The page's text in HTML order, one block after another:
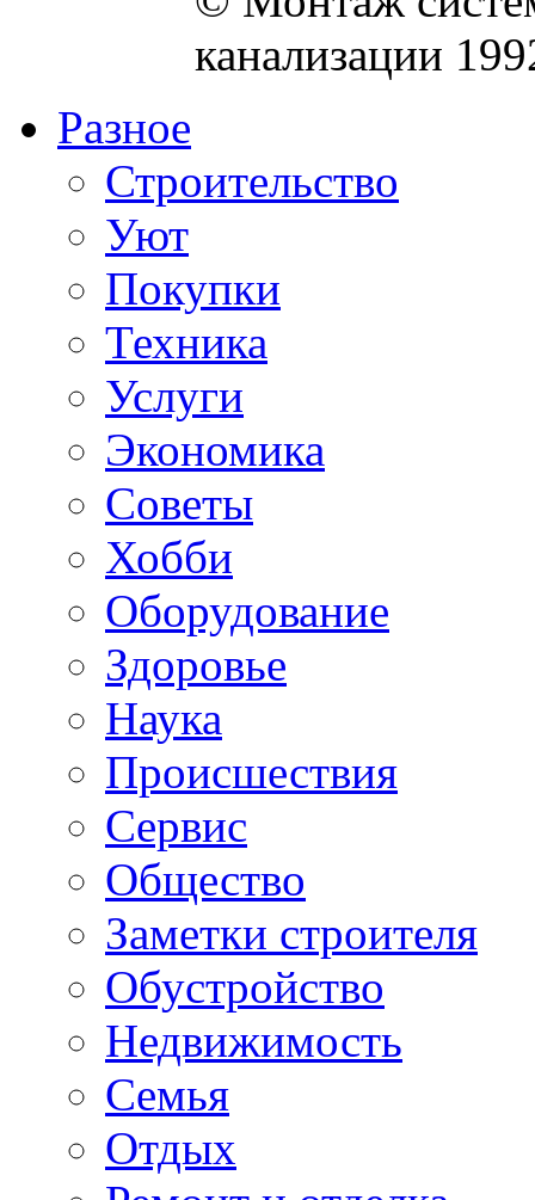
канализации
Разное
Строительство
Уют
Покупки
Техника
Услуги
Экономика
Советы
Хобби
Oборудование
Здоровье
Наука
Происшествия
Сервис
Общество
Заметки строителя
Обустройство
Недвижимость
Семья
Отдых